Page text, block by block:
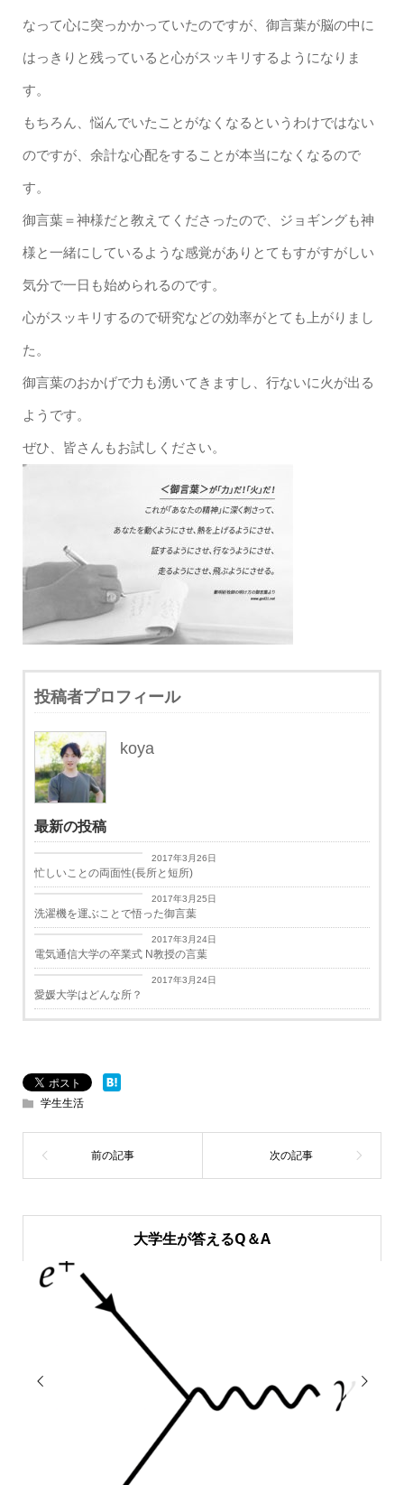
なって心に突っかかっていたのですが、御言葉が脳の中に
はっきりと残っていると心がスッキリするようになりま
す。
もちろん、悩んでいたことがなくなるというわけではない
のですが、余計な心配をすることが本当になくなるので
す。
御言葉＝神様だと教えてくださったので、ジョギングも神
様と一緒にしているような感覚がありとてもすがすがしい
気分で一日も始められるのです。
心がスッキリするので研究などの効率がとても上がりまし
た。
御言葉のおかげで力も湧いてきますし、行ないに火が出る
ようです。
ぜひ、皆さんもお試しください。
投稿者プロフィール
koya
最新の投稿
2017年3月26日
忙しいことの両面性(長所と短所)
日々思うこと
2017年3月25日
洗濯機を運ぶことで悟った御言葉
学生生活
2017年3月24日
電気通信大学の卒業式 N教授の言葉
学生生活
2017年3月24日
愛媛大学はどんな所？
学生生活
大学生が答えるQ＆A
 